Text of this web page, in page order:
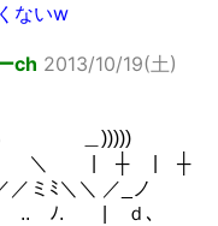
ないw
ch 2013/10/19(土)
＿)))))
| ┼ | ┼
＼＼ ／_ノ
.. ﾉ. | ｄ､